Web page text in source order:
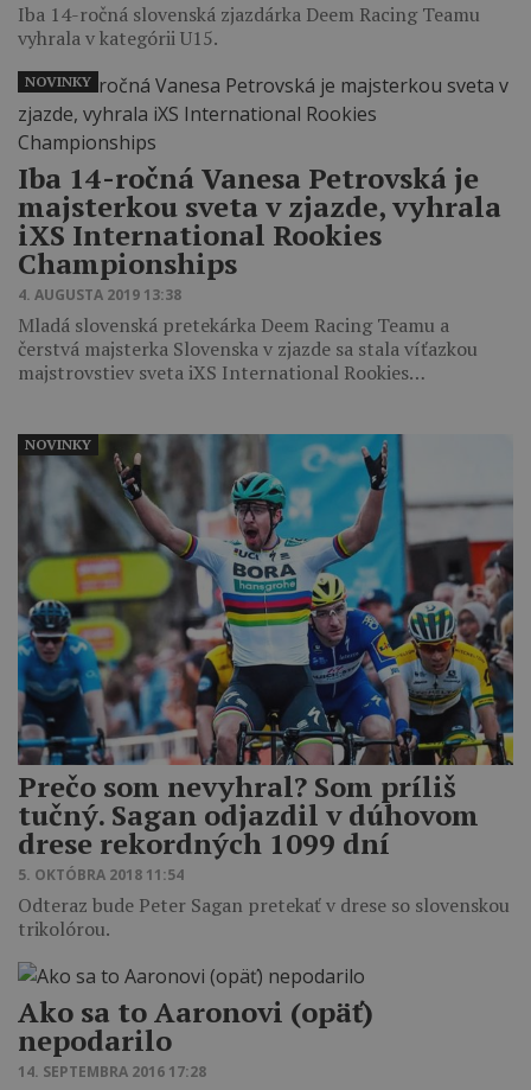
Iba 14-ročná slovenská zjazdárka Deem Racing Teamu
vyhrala v kategórii U15.
Iba 14-ročná Vanesa Petrovská je
majsterkou sveta v zjazde, vyhrala
iXS International Rookies
Championships
4. AUGUSTA 2019 13:38
Mladá slovenská pretekárka Deem Racing Teamu a
čerstvá majsterka Slovenska v zjazde sa stala víťazkou
majstrovstiev sveta iXS International Rookies…
NOVINKY
Prečo som nevyhral? Som príliš
tučný. Sagan odjazdil v dúhovom
drese rekordných 1099 dní
5. OKTÓBRA 2018 11:54
Odteraz bude Peter Sagan pretekať v drese so slovenskou
trikolórou.
NOVINKY
Ako sa to Aaronovi (opäť)
nepodarilo
14. SEPTEMBRA 2016 17:28